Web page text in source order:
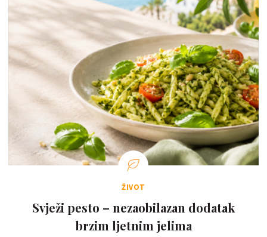
ŽIVOT
Svježi pesto – nezaobilazan dodatak
brzim ljetnim jelima